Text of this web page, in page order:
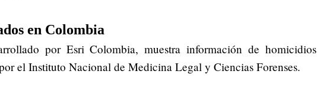
en Colombia
por Esri Colombia, muestra información de homicidios
el Instituto Nacional de Medicina Legal y Ciencias Forenses.